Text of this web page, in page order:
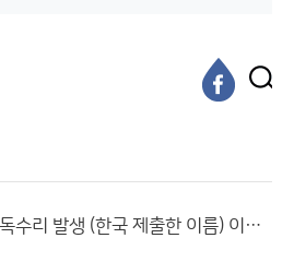
제 6호태풍 독수리 발생 (한국 제출한 이름) 이라고 했는데.....;;;;